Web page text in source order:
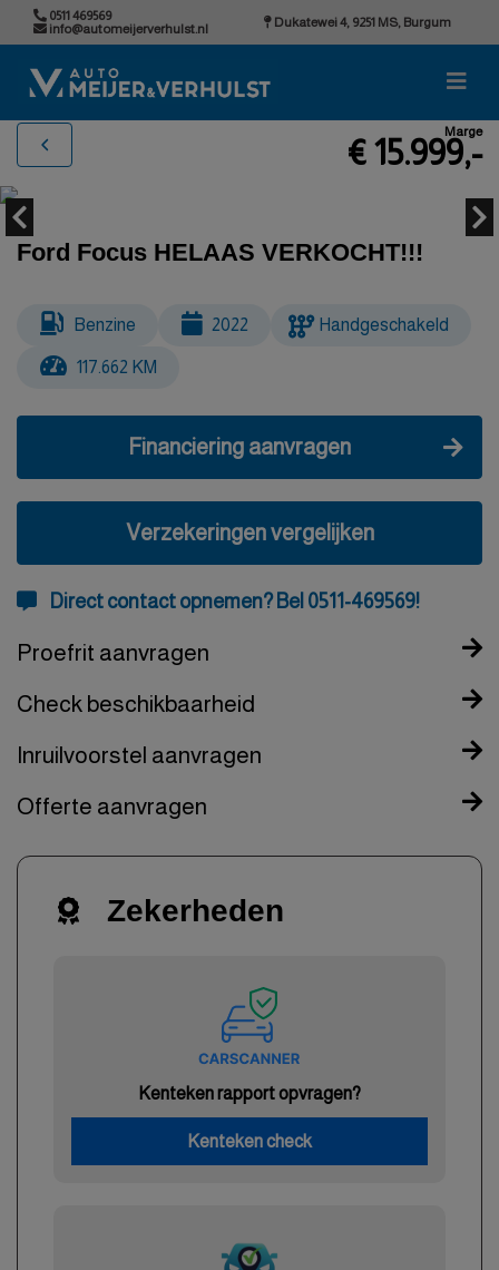
0511 469569
info@automeijerverhulst.nl
Dukatewei 4, 9251 MS, Burgum
Marge
€ 15.999,-
Ford Focus HELAAS VERKOCHT!!!
Benzine 2022 Handgeschakeld
117.662 KM
Financiering aanvragen
Verzekeringen vergelijken
Direct contact opnemen? Bel 0511-469569!
Proefrit aanvragen
Check beschikbaarheid
Inruilvoorstel aanvragen
Offerte aanvragen
Zekerheden
Kenteken rapport opvragen?
Kenteken check